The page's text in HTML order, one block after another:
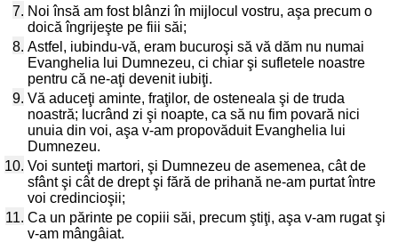
7. Noi însă am fost blânzi în mijlocul vostru, aşa precum o
doică îngrijeşte pe fiii săi;
8. Astfel, iubindu-vă, eram bucuroşi să vă dăm nu numai
Evanghelia lui Dumnezeu, ci chiar şi sufletele noastre
pentru că ne-aţi devenit iubiţi.
9. Vă aduceţi aminte, fraţilor, de osteneala şi de truda
noastră; lucrând zi şi noapte, ca să nu fim povară nici
unuia din voi, aşa v-am propovăduit Evanghelia lui
Dumnezeu.
10. Voi sunteţi martori, şi Dumnezeu de asemenea, cât de
sfânt şi cât de drept şi fără de prihană ne-am purtat între
voi credincioşii;
11. Ca un părinte pe copiii săi, precum ştiţi, aşa v-am rugat şi
v-am mângâiat.